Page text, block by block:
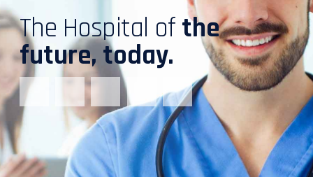
The Hospital of the
future, today.